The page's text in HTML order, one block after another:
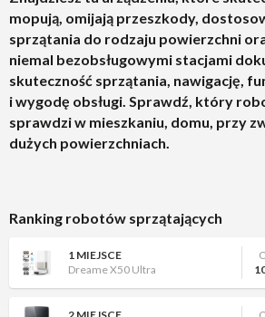
mopują, omijają przeszkody,
sprzątania do rodzaju powierzchni
niemal bezobsługowymi stacjami
skuteczność sprzątania, nawigację,
i wygodę obsługi. Sprawdź, który
sprawdzi w mieszkaniu, domu, przy
dużych powierzchniach.
Ranking robotów sprzątających
1 MIEJSCE
Dreame X50 Ultra
Roborock Qrevo 5AE
8 MIEJSCE
Dreame L10s Ultra Gen 2
9 MIEJSCE
Xiaomi Robot Vacuum X20 Pro
10 MIEJSCE